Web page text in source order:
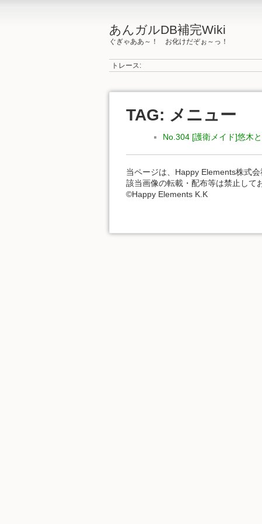
あんガルDB補完Wiki
ぐぎゃああ～！ お化けだぞぉ～っ！
トレース:
TAG: メニュー
No.304 [護衛メイド]悠木
当ページは、Happy Elements株式
該当画像の転載・配布等は禁止して
©Happy Elements K.K